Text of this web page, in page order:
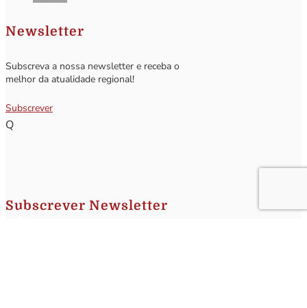
Newsletter
Subscreva a nossa newsletter e receba o
melhor da atualidade regional!
Subscrever
Q
Subscrever Newsletter